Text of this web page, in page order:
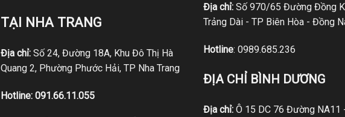
TẠI NHA TRANG
Địa chỉ:Số 24, Đường 18A, Khu Đô Thị Hà
Quang 2, Phường Phước Hải, TP Nha Trang
Hotline: 091.66.11.055
Địa chỉ:Số 970/65 Đường Đồng
Trảng Dài - TP Biên Hòa - Đồng
Hotline: 0989.685.236
ĐỊA CHỈ BÌNH DƯƠNG
Địa chỉ:Ô 15 DC 76 Đường NA11